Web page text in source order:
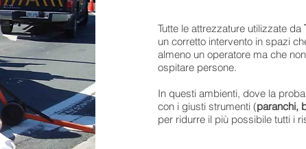
Tutte le attrezzature utilizzate da
un corretto intervento in spazi
almeno un operatore ma che
ospitare persone.
In questi ambienti, dove la
con i giusti strumenti (paranchi,
per ridurre il più possibile tutti i